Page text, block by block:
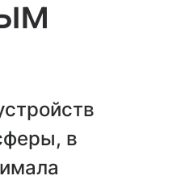
в